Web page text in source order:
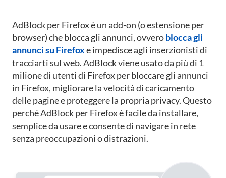
AdBlock per Firefox è un add-on (o estensione per
browser) che blocca gli annunci, ovveroblocca gli
annunci su Firefoxe impedisce agli inserzionisti di
tracciarti sul web.AdBlock viene usato da più di 1
milione di utenti di Firefox per bloccare gli annunci
in Firefox, migliorare la velocità di caricamento
delle pagine e proteggere la propria privacy.Questo
perché AdBlock per Firefox è facile da installare,
semplice da usare e consente di navigare in rete
senza preoccupazioni o distrazioni.